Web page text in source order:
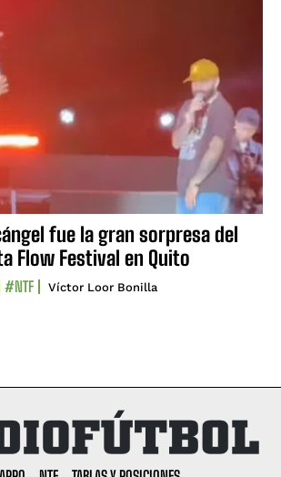
fue la gran sorpresa del
Flow Festival en Quito
#NTF Víctor Loor Bonilla